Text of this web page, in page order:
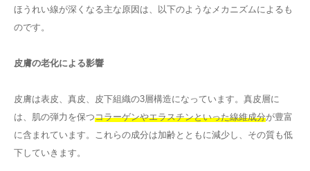
ほうれい線が深くなる主な原因は、以下のようなメカニズムによるも
のです。
皮膚の老化による影響
皮膚は表皮、真皮、皮下組織の3層構造になっています。真皮層に
は、肌の弾力を保つコラーゲンやエラスチンといった線維成分が豊富
に含まれています。これらの成分は加齢とともに減少し、その質も低
下していきます。